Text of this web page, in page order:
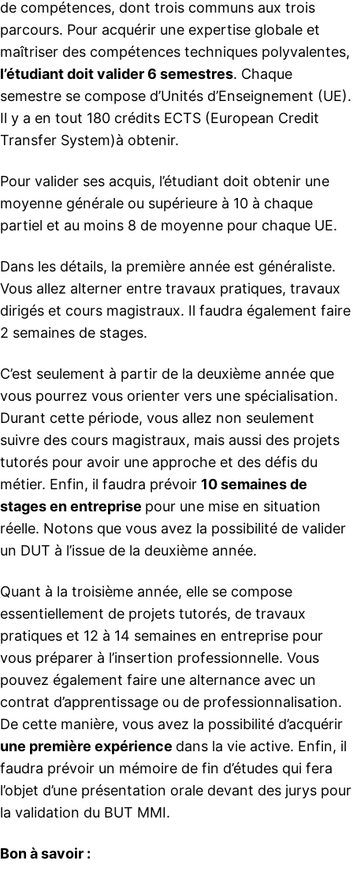
de compétences, dont trois communs aux trois
parcours. Pour acquérir une expertise globale et
maîtriser des compétences techniques polyvalentes,
l’étudiant doit valider 6 semestres. Chaque
semestre se compose d’Unités d’Enseignement (UE).
Il y a en tout 180 crédits ECTS (European Credit
Transfer System)à obtenir.
Pour valider ses acquis, l’étudiant doit obtenir une
moyenne générale ou supérieure à 10 à chaque
partiel et au moins 8 de moyenne pour chaque UE.
Dans les détails, la première année est généraliste.
Vous allez alterner entre travaux pratiques, travaux
dirigés et cours magistraux. Il faudra également faire
2 semaines de stages.
C’est seulement à partir de la deuxième année que
vous pourrez vous orienter vers une spécialisation.
Durant cette période, vous allez non seulement
suivre des cours magistraux, mais aussi des projets
tutorés pour avoir une approche et des défis du
métier. Enfin, il faudra prévoir 10 semaines de
stages en entreprise pour une mise en situation
réelle. Notons que vous avez la possibilité de valider
un DUT à l’issue de la deuxième année.
Quant à la troisième année, elle se compose
essentiellement de projets tutorés, de travaux
pratiques et 12 à 14 semaines en entreprise pour
vous préparer à l’insertion professionnelle. Vous
pouvez également faire une alternance avec un
contrat d’apprentissage ou de professionnalisation.
De cette manière, vous avez la possibilité d’acquérir
une première expérience dans la vie active. Enfin, il
faudra prévoir un mémoire de fin d’études qui fera
l’objet d’une présentation orale devant des jurys pour
la validation du BUT MMI.
Bon à savoir :